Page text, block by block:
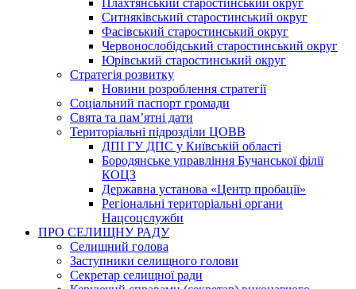
Плахтянський старостинський округ
Ситняківський старостинський округ
Фасівський старостинський округ
Червонослобідський старостинський округ
Юрівський старостинський округ
Стратегія розвитку
Новини розроблення стратегії
Соціальний паспорт громади
Свята та пам’ятні дати
Територіальні підрозділи ЦОВВ
ДПІ ГУ ДПС у Київській області
Бородянське управління Бучанської філії
КОЦЗ
Державна установа «Центр пробації»
Регіональні територіальні органи
Нацсоцслужби
ПРО СЕЛИЩНУ РАДУ
Селищний голова
Заступники селищного голови
Секретар селищної ради